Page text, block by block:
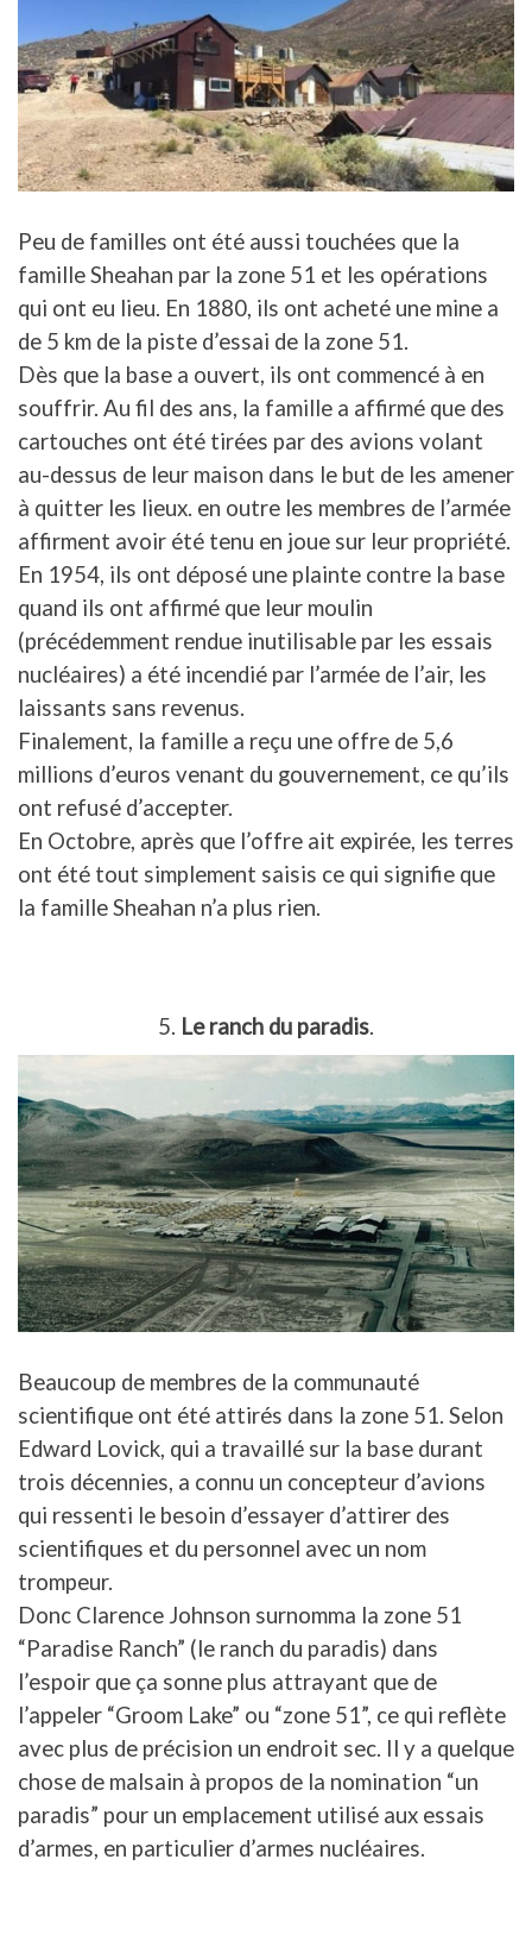
Peu de familles ont été aussi touchées que la
famille Sheahan par la zone 51 et les opérations
qui ont eu lieu. En 1880, ils ont acheté une mine a
de 5 km de la piste d’essai de la zone 51.
Dès que la base a ouvert, ils ont commencé à en
souffrir. Au fil des ans, la famille a affirmé que des
cartouches ont été tirées par des avions volant
au-dessus de leur maison dans le but de les amener
à quitter les lieux. en outre les membres de l’armée
affirment avoir été tenu en joue sur leur propriété.
En 1954, ils ont déposé une plainte contre la base
quand ils ont affirmé que leur moulin
(précédemment rendue inutilisable par les essais
nucléaires) a été incendié par l’armée de l’air, les
laissants sans revenus.
Finalement, la famille a reçu une offre de 5,6
millions d’euros venant du gouvernement, ce qu’ils
ont refusé d’accepter.
En Octobre, après que l’offre ait expirée, les terres
ont été tout simplement saisis ce qui signifie que
la famille Sheahan n’a plus rien.
5. Le ranch du paradis.
Beaucoup de membres de la communauté
scientifique ont été attirés dans la zone 51. Selon
Edward Lovick, qui a travaillé sur la base durant
trois décennies, a connu un concepteur d’avions
qui ressenti le besoin d’essayer d’attirer des
scientifiques et du personnel avec un nom
trompeur.
Donc Clarence Johnson surnomma la zone 51
“Paradise Ranch” (le ranch du paradis) dans
l’espoir que ça sonne plus attrayant que de
l’appeler “Groom Lake” ou “zone 51”, ce qui reflète
avec plus de précision un endroit sec. Il y a quelque
chose de malsain à propos de la nomination “un
paradis” pour un emplacement utilisé aux essais
d’armes, en particulier d’armes nucléaires.